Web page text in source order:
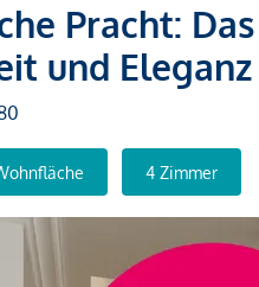
Pracht:
und Eleganz
4 Zimmer